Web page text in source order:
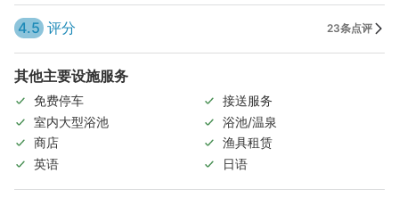
4.5 评分 23条点评
其他主要设施服务
免费停车
接送服务
室内大型浴池
浴池/温泉
商店
渔具租赁
英语
日语